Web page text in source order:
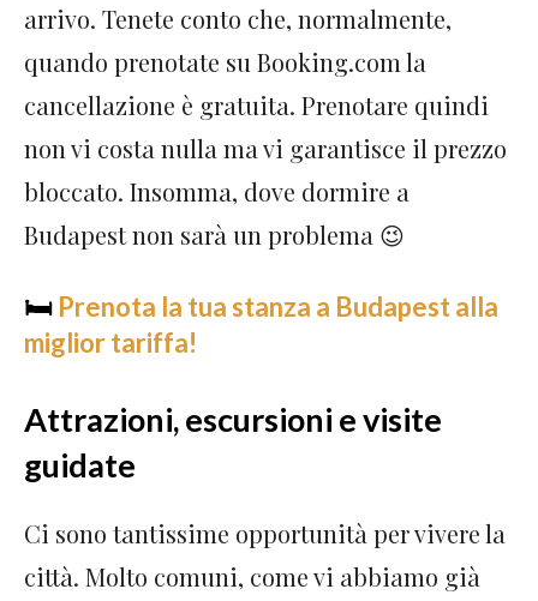
arrivo. Tenete conto che, normalmente,
quando prenotate su Booking.com la
cancellazione è gratuita. Prenotare quindi
non vi costa nulla ma vi garantisce il prezzo
bloccato. Insomma, dove dormire a
Budapest non sarà un problema 😉
🛏 Prenota la tua stanza a Budapest alla
miglior tariffa!
Attrazioni, escursioni e visite
guidate
Ci sono tantissime opportunità per vivere la
città. Molto comuni, come vi abbiamo già